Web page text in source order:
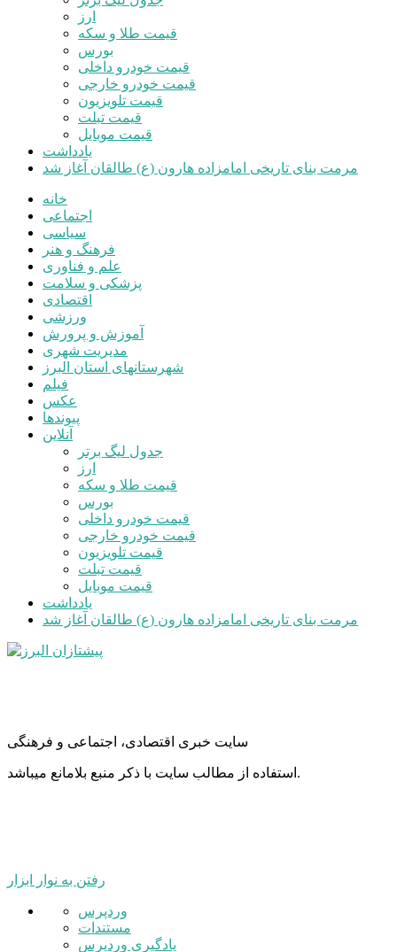
ارز
قیمت طلا و سکه
بورس
قیمت خودرو داخلی
قیمت خودرو خارجی
قیمت تلویزیون
قیمت تبلت
قیمت موبایل
یادداشت
مرمت بنای تاریخی امامزاده هارون (ع) طالقان آغاز شد
خانه
اجتماعی
سیاسی
فرهنگ و هنر
علم و فناوری
پزشکی و سلامت
اقتصادی
ورزشی
آموزش و پرورش
مدیریت شهری
شهرستانهای استان البرز
فیلم
عکس
پیوندها
آنلاین
جدول لیگ برتر
ارز
قیمت طلا و سکه
بورس
قیمت خودرو داخلی
قیمت خودرو خارجی
قیمت تلویزیون
قیمت تبلت
قیمت موبایل
یادداشت
مرمت بنای تاریخی امامزاده هارون (ع) طالقان آغاز شد
سایت خبری اقتصادی، اجتماعی و فرهنگی
استفاده از مطالب سایت با ذکر منبع بلامانع میباشد.
رفتن به نوار ابزار
درباره
وردپرس
وردپرس
مستندات
یادگیری وردپرس